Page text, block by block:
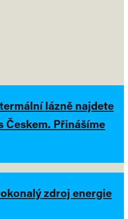
lázně najdete
Českem. Přinášíme
zdroj energie